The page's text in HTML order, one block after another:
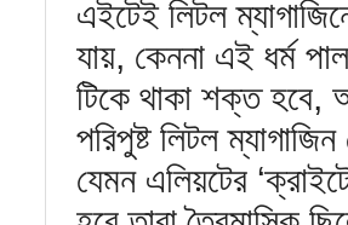
এইটেই লিটল
যায়, কেননা এই ধর্ম
টিকে থাকা শক্ত হবে,
পরিপুষ্ট লিটল
যেমন এলিয়টের